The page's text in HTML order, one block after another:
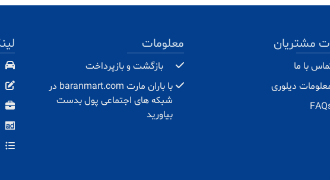
مشتریان
با ما
دیلوری
معلومات
بازگشت و بازپرداخت
با باران مارت baranmart.com در
شبکه های اجتماعی پول بدست
بیاورید